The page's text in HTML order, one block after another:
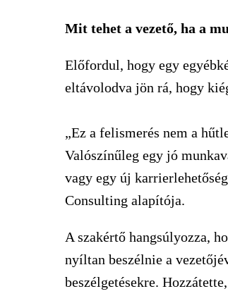
Mit tehet a vezető, ha a
Előfordul, hogy egy
eltávolodva jön rá, hogy
„Ez a felismerés nem a
Valószínűleg egy jó
vagy egy új
Consulting alapítója.
A szakértő hangsúlyozza,
nyíltan beszélnie a
beszélgetésekre.